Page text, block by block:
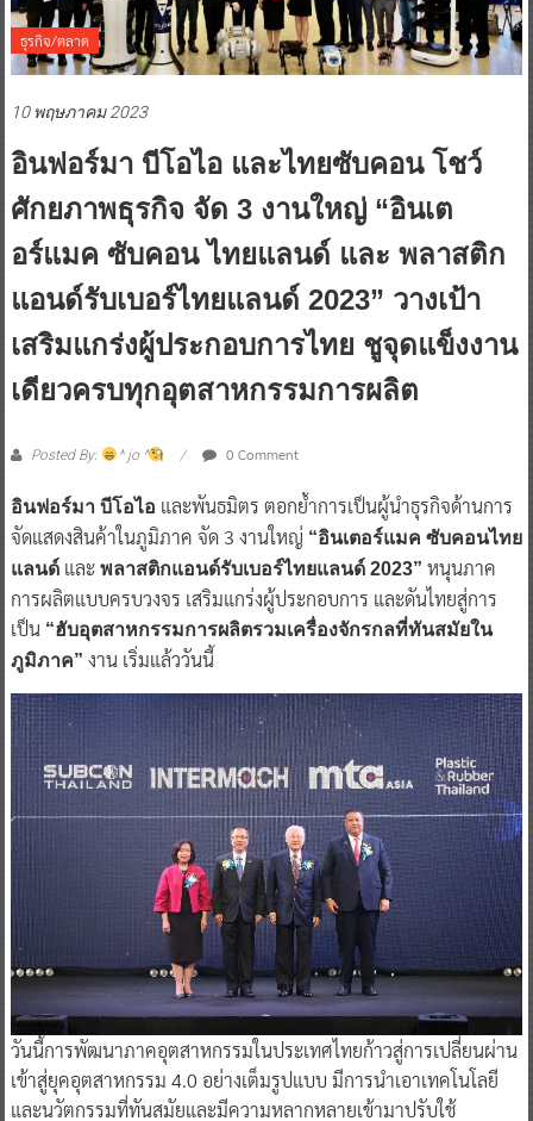
ธุรกิจ/ตลาด
10 พฤษภาคม 2023
อินฟอร์มา บีโอไอ และไทยซับคอน โชว์
ศักยภาพธุรกิจ จัด 3 งานใหญ่ “อินเต
อร์แมค ซับคอน ไทยแลนด์ และ พลาสติก
แอนด์รับเบอร์ไทยแลนด์ 2023” วางเป้า
เสริมแกร่งผู้ประกอบการไทย ชูจุดแข็งงาน
เดียวครบทุกอุตสาหกรรมการผลิต
Posted By: ^ jo ^ 0 Comment
อินฟอร์มา บีโอไอ และพันธมิตร ตอกย้ำการเป็นผู้นำธุรกิจด้านการ
จัดแสดงสินค้าในภูมิภาค จัด 3 งานใหญ่ “อินเตอร์แมค ซับคอนไทย
แลนด์และ พลาสติกแอนด์รับเบอร์ไทยแลนด์ 2023” หนุนภาค
การผลิตแบบครบวงจร เสริมแกร่งผู้ประกอบการ และดันไทยสู่การ
เป็น“ฮับอุตสาหกรรมการผลิตรวมเครื่องจักรกลที่ทันสมัยใน
ภูมิภาค” งาน เริ่มแล้ววันนี้
วันนี้การพัฒนาภาคอุตสาหกรรมในประเทศไทยก้าวสู่การเปลี่ยนผ่าน
เข้าสู่ยุคอุตสาหกรรม 4.0 อย่างเต็มรูปแบบ มีการนำเอาเทคโนโลยี
และนวัตกรรมที่ทันสมัยและมีความหลากหลายเข้ามาปรับใช้